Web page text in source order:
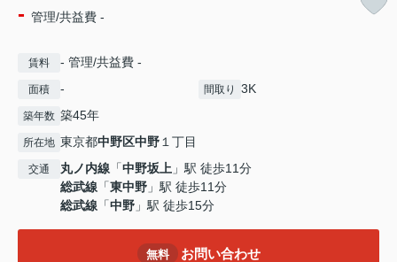
- 管理/共益費 -
賃料 - 管理/共益費 -
面積 - 間取り 3K
築年数 築45年
所在地 東京都中野区中野 １丁目
交通 丸ノ内線 「中野坂上 」駅 徒歩11分
総武線 「東中野 」駅 徒歩11分
総武線 「中野 」駅 徒歩15分
無料 お問い合わせ